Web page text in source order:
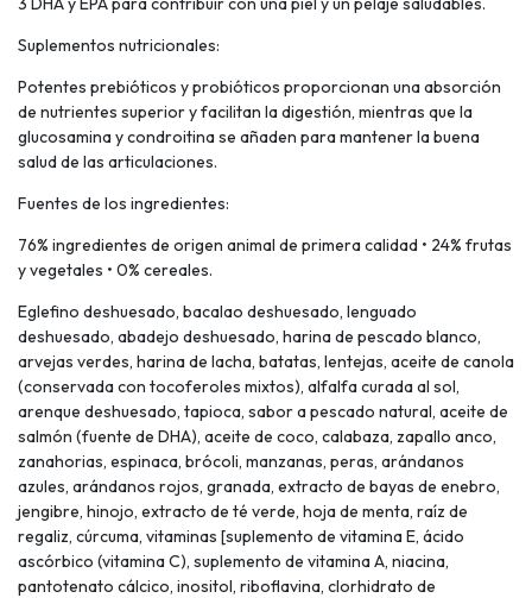
Suplementos nutricionales:
Potentes prebióticos y probióticos proporcionan una absorción
de nutrientes superior y facilitan la digestión, mientras que la
glucosamina y condroitina se añaden para mantener la buena
salud de las articulaciones.
Fuentes de los ingredientes:
76% ingredientes de origen animal de primera calidad • 24% frutas
y vegetales • 0% cereales.
Eglefino deshuesado, bacalao deshuesado, lenguado
deshuesado, abadejo deshuesado, harina de pescado blanco,
arvejas verdes, harina de lacha, batatas, lentejas, aceite de canola
(conservada con tocoferoles mixtos), alfalfa curada al sol,
arenque deshuesado, tapioca, sabor a pescado natural, aceite de
salmón (fuente de DHA), aceite de coco, calabaza, zapallo anco,
zanahorias, espinaca, brócoli, manzanas, peras, arándanos
azules, arándanos rojos, granada, extracto de bayas de enebro,
jengibre, hinojo, extracto de té verde, hoja de menta, raíz de
regaliz, cúrcuma, vitaminas [suplemento de vitamina E, ácido
ascórbico (vitamina C), suplemento de vitamina A, niacina,
pantotenato cálcico, inositol, riboflavina, clorhidrato de